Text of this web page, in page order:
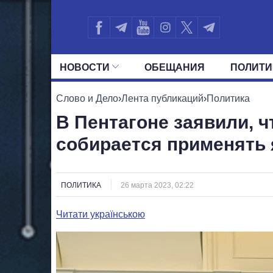
НОВОСТИ ОБЕЩАНИЯ
ВСЕ ПОЛИТИКИ ПРЕЗИДЕНТ И
Слово и Дело›Лента публикаций›Политика
В Пентагоне заявили,
собирается
ПОЛИТИКА 26 марта 2023, 02:22
Читати українською